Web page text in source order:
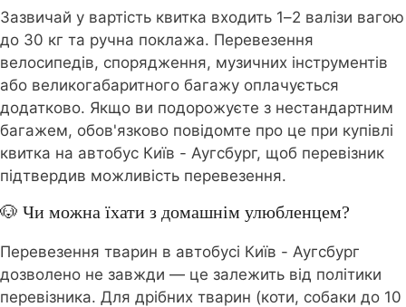
Зазвичай у вартість квитка входить 1–2 валізи вагою
до 30 кг та ручна поклажа. Перевезення
велосипедів, спорядження, музичних інструментів
або великогабаритного багажу оплачується
додатково. Якщо ви подорожуєте з нестандартним
багажем, обов'язково повідомте про це при купівлі
квитка на автобус Київ - Аугсбург, щоб перевізник
підтвердив можливість перевезення.
🐶 Чи можна їхати з домашнім улюбленцем?
Перевезення тварин в автобусі Київ - Аугсбург
дозволено не завжди — це залежить від політики
перевізника. Для дрібних тварин (коти, собаки до 10